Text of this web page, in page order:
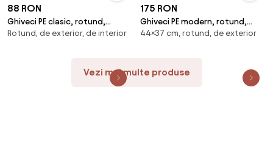
88 RON
Ghiveci PE clasic, rotund,
imitatie ceramica, model BELL M
Rotund, de exterior, de interior
175 RON
Ghiveci PE modern, rotund,
imitatie ratan, model LATINO M
44×37 cm, rotund, de exterior
Vezi mai multe produse